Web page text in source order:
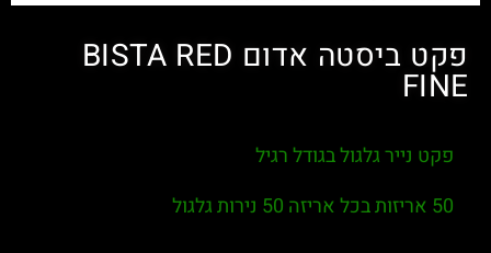
פקט ביסטה אדום BISTA RED
FINE
פקט נייר גלגול בגודל רגיל
50 אריזות בכל אריזה 50 נירות גלגול